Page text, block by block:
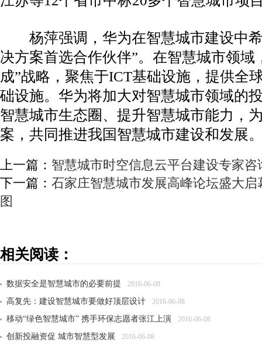
杨萍强调，华为在智慧城市建设中希
决方案首选合作伙伴”。在智慧城市领域
成”战略，聚焦于ICT基础设施，提供全
础设施。华为将加大对智慧城市领域的
智慧城市生态圈、提升智慧城市能力，
案，共同推进我国智慧城市建设和发展
上一篇： 智慧城市时空信息云平台建设专家咨
下一篇： 石家庄智慧城市发展高峰论坛盛大
图
相关阅读：
数据安全是智慧城市的必要前提 2016-06-08
高复先：建设智慧城市要做好顶层设计 2016-06-08
移动“绿色智慧城市” 携手环保志愿者张江上演 2016-06-08
创新投融资促 城市智慧型发展 2016-06-08